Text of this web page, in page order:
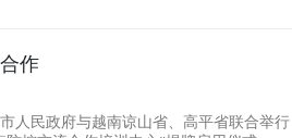
作
人民政府与越南谅山省、高平省联合举行